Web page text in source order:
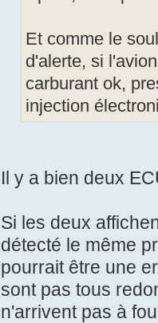
Et comme le
d'alerte, si
carburant ok,
injection
Il y a bien deux
Si les deux
détecté le même
pourrait être une
sont pas tous
n'arrivent pas à